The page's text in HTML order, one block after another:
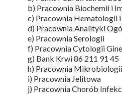
b) Pracownia Biochemii i
c) Pracownia Hematologii
d) Pracownia Analityki
e) Pracownia Serologii
f) Pracownia Cytologii
g) Bank Krwi 86 211 91 45
h) Pracownia
i) Pracownia Jelitowa
j) Pracownia Chorób